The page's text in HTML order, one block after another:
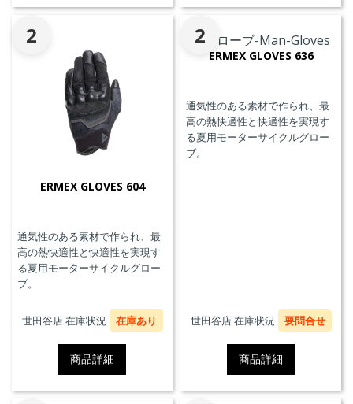
2
ERMEX GLOVES 604
通気性のある素材で作られ、最
高の熱快適性と快適性を実現す
る夏用モーターサイクルグロー
ブ。
世田谷店 在庫状況 在庫あり
商品詳細
2
ERMEX GLOVES 636
通気性のある素材で作られ、最
高の熱快適性と快適性を実現す
る夏用モーターサイクルグロー
ブ。
世田谷店 在庫状況 要問合せ
商品詳細